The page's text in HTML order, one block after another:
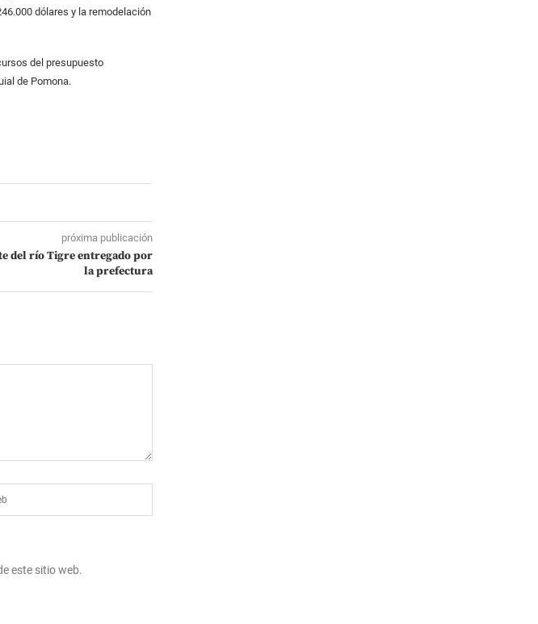
dólares y la remodelación
del presupuesto
de Pomona.
próxima publicación
del río Tigre entregado por
la prefectura
este sitio web.